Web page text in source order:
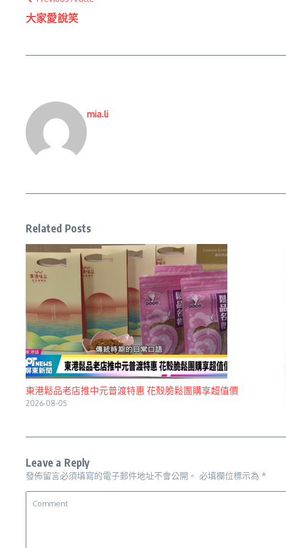
大家愛說笑
mia.li
Related Posts
東港鬆品老店推中元普渡特惠 花殼脆鬆團購享超值價
2026-08-05
Leave a Reply
發佈留言必須填寫的電子郵件地址不會公開。 必填欄位標示為 *